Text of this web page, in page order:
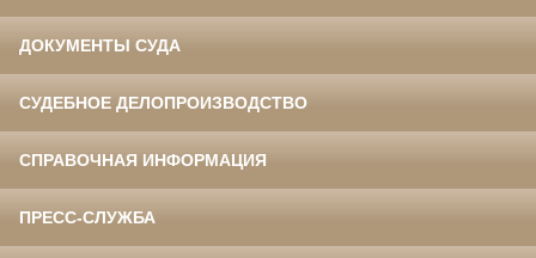
ДОКУМЕНТЫ СУДА
СУДЕБНОЕ ДЕЛОПРОИЗВОДСТВО
СПРАВОЧНАЯ ИНФОРМАЦИЯ
ПРЕСС-СЛУЖБА